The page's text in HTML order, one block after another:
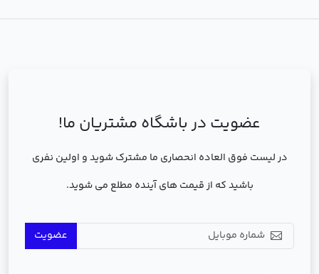
عضویت در باشگاه مشتریان ما!
در لیست فوق العاده انحصاری ما مشترک شوید و اولین نفری
باشید که از قیمت های آینده مطلع می شوید.
عضویت